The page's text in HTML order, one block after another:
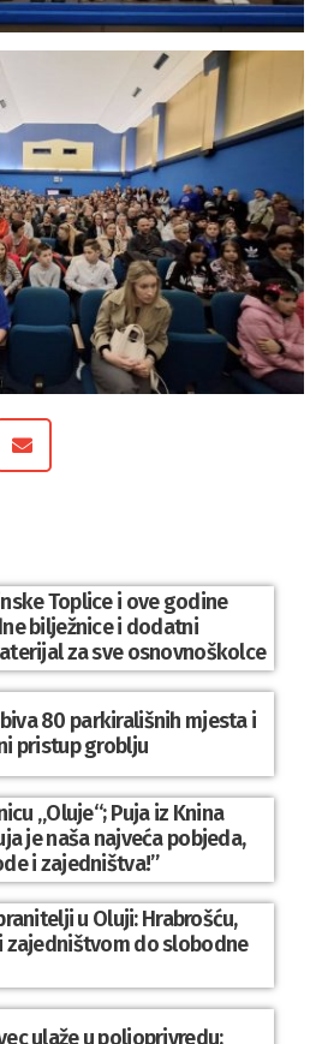
Toplice i ove godine
bilježnice i dodatni
za sve osnovnoškolce
80 parkirališnih mjesta i
pristup groblju
„Oluje“; Puja iz Knina
je naša najveća pobjeda,
i zajedništva!”
u Oluji: Hrabrošću,
zajedništvom do slobodne
ulaže u poljoprivredu: